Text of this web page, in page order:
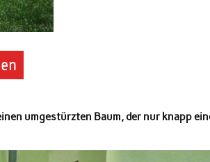
umgestürzten Baum, der nur knapp